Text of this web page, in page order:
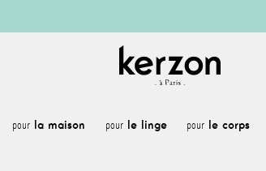
pour la maison pourle linge pour le corps